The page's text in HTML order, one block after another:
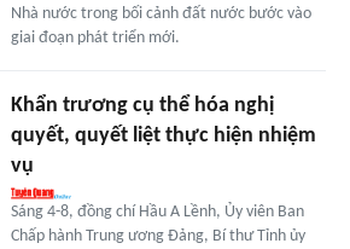
Nhà nước trong bối cảnh đất nước bước vào
giai đoạn phát triển mới.
Khẩn trương cụ thể hóa nghị
quyết, quyết liệt thực hiện nhiệm
vụ
Sáng 4-8, đồng chí Hầu A Lềnh, Ủy viên Ban
Chấp hành Trung ương Đảng, Bí thư Tỉnh ủy